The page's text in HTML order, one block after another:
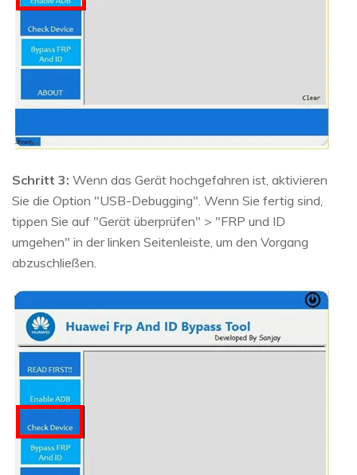
Schritt 3: Wenn das Gerät hochgefahren ist, aktivieren
Sie die Option "USB-Debugging". Wenn Sie fertig sind,
tippen Sie auf "Gerät überprüfen" > "FRP und ID
umgehen" in der linken Seitenleiste, um den Vorgang
abzuschließen.